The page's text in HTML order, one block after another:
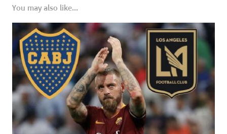
You may also like...